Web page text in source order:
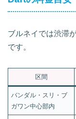
ブルネイでは渋滞
です。
区間
バンダル・スリ・ブ
ガワン中心部内